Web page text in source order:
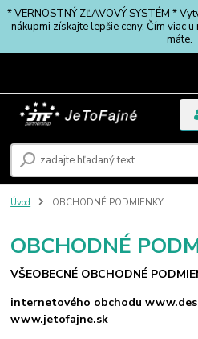
* VERNOSTNÝ ZĽAVOVÝ SYSTÉM *
nákupmi získajte lepšie ceny. Čím viac
máte.
Úvod OBCHODNÉ PODMIENKY
OBCHODNÉ
VŠEOBECNÉ OBCHODNÉ
internetového obchodu
www.jetofajne.sk